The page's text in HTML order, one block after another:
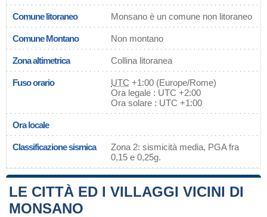
Comune litoraneo Monsano è un comune non litoraneo
Comune Montano Non montano
Zona altimetrica Collina litoranea
Fuso orario UTC +1:00 (Europe/Rome)
Ora legale : UTC +2:00
Ora solare : UTC +1:00
Ora locale
Classificazione sismica
Zona 2: sismicità media, PGA fra
0,15 e 0,25g.
LE CITTÀ ED I VILLAGGI VICINI DI
MONSANO